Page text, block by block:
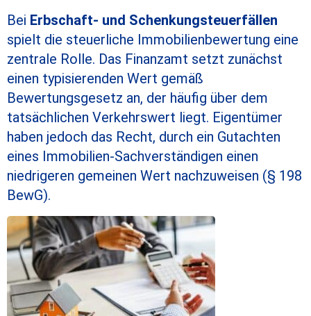
Bei Erbschaft- und Schenkungsteuerfällen
spielt die steuerliche Immobilienbewertung eine
zentrale Rolle. Das Finanzamt setzt zunächst
einen typisierenden Wert gemäß
Bewertungsgesetz an, der häufig über dem
tatsächlichen Verkehrswert liegt. Eigentümer
haben jedoch das Recht, durch ein Gutachten
eines Immobilien-Sachverständigen einen
niedrigeren gemeinen Wert nachzuweisen (§ 198
BewG).